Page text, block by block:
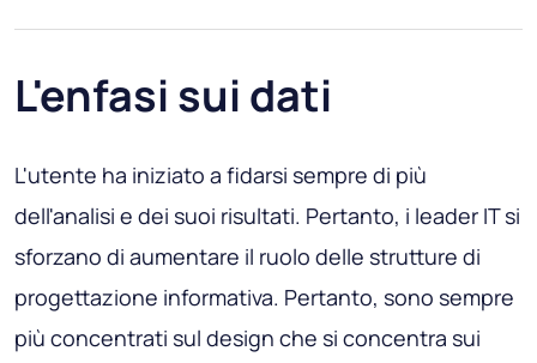
L'enfasi sui dati
L'utente ha iniziato a fidarsi sempre di più
dell'analisi e dei suoi risultati. Pertanto, i leader IT si
sforzano di aumentare il ruolo delle strutture di
progettazione informativa. Pertanto, sono sempre
più concentrati sul design che si concentra sui